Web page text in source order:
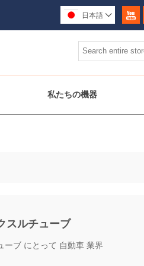

日本語 
私たちの機器
スルチューブ
ーブ にとって 自動車 業界